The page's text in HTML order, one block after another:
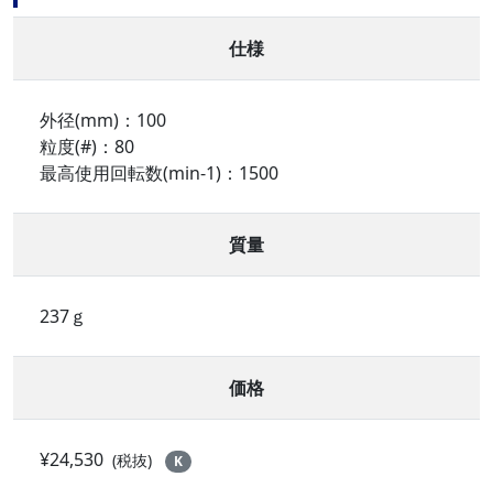
仕様
外径(mm)：100
粒度(#)：80
最高使用回転数(min-1)：1500
質量
237ｇ
価格
¥24,530 (税抜) K